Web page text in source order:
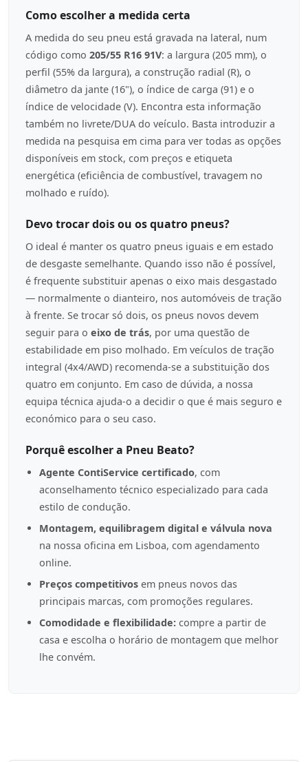
Como escolher a medida certa
A medida do seu pneu está gravada na lateral, num
código como 205/55 R16 91V: a largura (205 mm), o
perfil (55% da largura), a construção radial (R), o
diâmetro da jante (16"), o índice de carga (91) e o
índice de velocidade (V). Encontra esta informação
também no livrete/DUA do veículo. Basta introduzir a
medida na pesquisa em cima para ver todas as opções
disponíveis em stock, com preços e etiqueta
energética (eficiência de combustível, travagem no
molhado e ruído).
Devo trocar dois ou os quatro pneus?
O ideal é manter os quatro pneus iguais e em estado
de desgaste semelhante. Quando isso não é possível,
é frequente substituir apenas o eixo mais desgastado
— normalmente o dianteiro, nos automóveis de tração
à frente. Se trocar só dois, os pneus novos devem
seguir para o eixo de trás, por uma questão de
estabilidade em piso molhado. Em veículos de tração
integral (4x4/AWD) recomenda-se a substituição dos
quatro em conjunto. Em caso de dúvida, a nossa
equipa técnica ajuda-o a decidir o que é mais seguro e
económico para o seu caso.
Porquê escolher a Pneu Beato?
Agente ContiService certificado, com
aconselhamento técnico especializado para cada
estilo de condução.
Montagem, equilibragem digital e válvula nova
na nossa oficina em Lisboa, com agendamento
online.
Preços competitivos em pneus novos das
principais marcas, com promoções regulares.
Comodidade e flexibilidade: compre a partir de
casa e escolha o horário de montagem que melhor
lhe convém.